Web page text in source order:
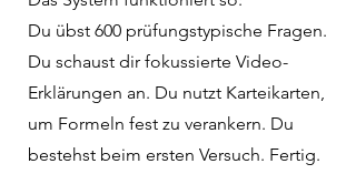
Du übst 600 prüfungstypische Fragen.
Du schaust dir fokussierte Video-
Erklärungen an. Du nutzt Karteikarten,
um Formeln fest zu verankern. Du
bestehst beim ersten Versuch. Fertig.